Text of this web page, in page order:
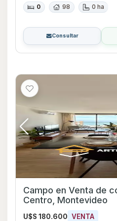
0 98 0 ha
Consultar
Campo en Venta de con Garage en
Centro, Montevideo
U$S 180.600 VENTA